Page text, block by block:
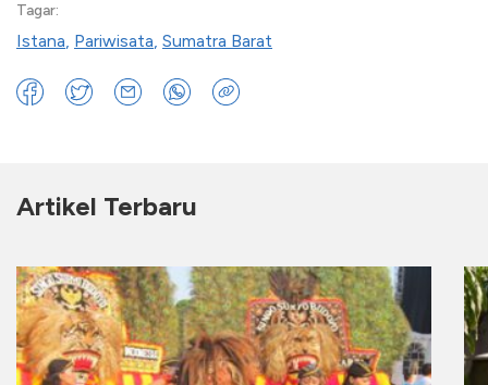
Tagar:
Istana, Pariwisata, Sumatra Barat
Artikel Terbaru